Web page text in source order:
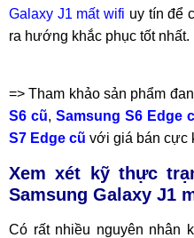
Galaxy J1 mất wifi uy tín để
ra hướng khắc phục tốt nhất.
=> Tham khảo sản phẩm
S6 cũ, Samsung S6 Edge
S7 Edge cũ với giá bán cực
Xem xét kỹ thực
Samsung Galaxy J1
Có rất nhiều nguyên nhân